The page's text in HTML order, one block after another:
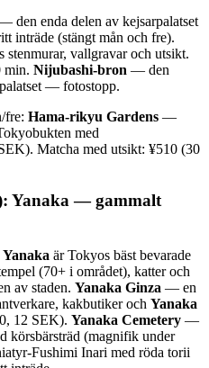
den enda delen av kejsarpalatset
inträde (stängt mån och fre).
stenmurar, vallgravar och utsikt.
min. Nijubashi-bron — den
— fotostopp.
fre: Hama-rikyu Gardens —
med
Matcha med utsikt: ¥510 (30
Yanaka — gammalt
Yanaka är Tokyos bäst bevarade
(70+ i området), katter och
av staden. Yanaka Ginza — en
kakbutiker och Yanaka
12 SEK). Yanaka Cemetery —
körsbärsträd (magnifik under
Fushimi Inari med röda torii